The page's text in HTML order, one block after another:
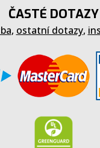
ČASTÉ DOTAZY
, ostatní dotazy,